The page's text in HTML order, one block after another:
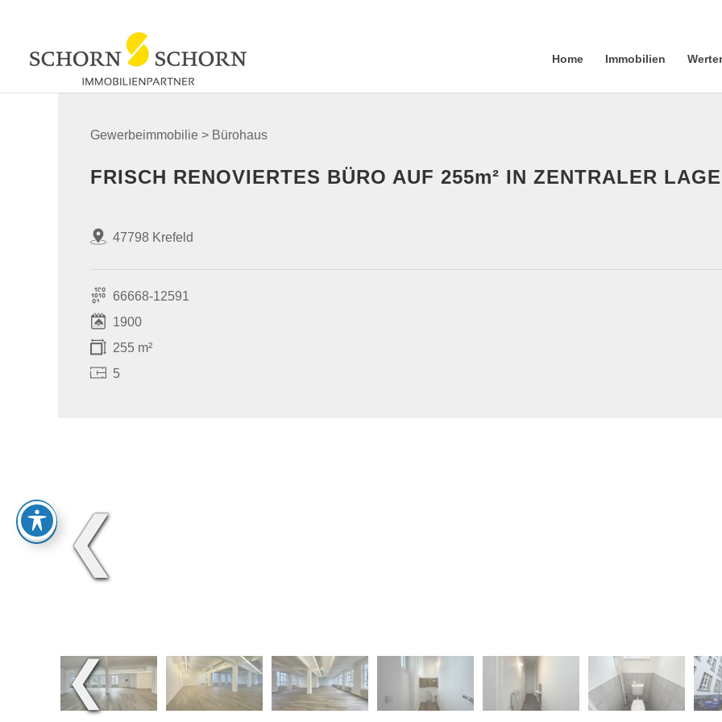
Home Immobilien
Gewerbeimmobilie > Bürohaus
FRISCH RENOVIERTES BÜRO AUF 255m² IN ZENTRALER LAGE
47798 Krefeld
66668-12591
1900
255 m²
5
❮
❮